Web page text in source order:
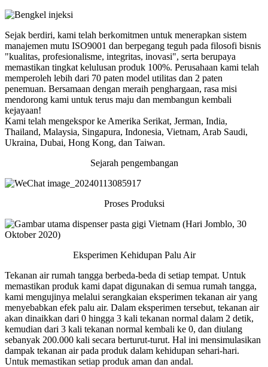
Sejak berdiri, kami telah berkomitmen untuk menerapkan sistem
manajemen mutu ISO9001 dan berpegang teguh pada filosofi bisnis
"kualitas, profesionalisme, integritas, inovasi", serta berupaya
memastikan tingkat kelulusan produk 100%. Perusahaan kami telah
memperoleh lebih dari 70 paten model utilitas dan 2 paten
penemuan. Bersamaan dengan meraih penghargaan, rasa misi
mendorong kami untuk terus maju dan membangun kembali
kejayaan!
Kami telah mengekspor ke Amerika Serikat, Jerman, India,
Thailand, Malaysia, Singapura, Indonesia, Vietnam, Arab Saudi,
Ukraina, Dubai, Hong Kong, dan Taiwan.
Sejarah pengembangan
Proses Produksi
Eksperimen Kehidupan Palu Air
Tekanan air rumah tangga berbeda-beda di setiap tempat. Untuk
memastikan produk kami dapat digunakan di semua rumah tangga,
kami mengujinya melalui serangkaian eksperimen tekanan air yang
menyebabkan efek palu air. Dalam eksperimen tersebut, tekanan air
akan dinaikkan dari 0 hingga 3 kali tekanan normal dalam 2 detik,
kemudian dari 3 kali tekanan normal kembali ke 0, dan diulang
sebanyak 200.000 kali secara berturut-turut. Hal ini mensimulasikan
dampak tekanan air pada produk dalam kehidupan sehari-hari.
Untuk memastikan setiap produk aman dan andal.